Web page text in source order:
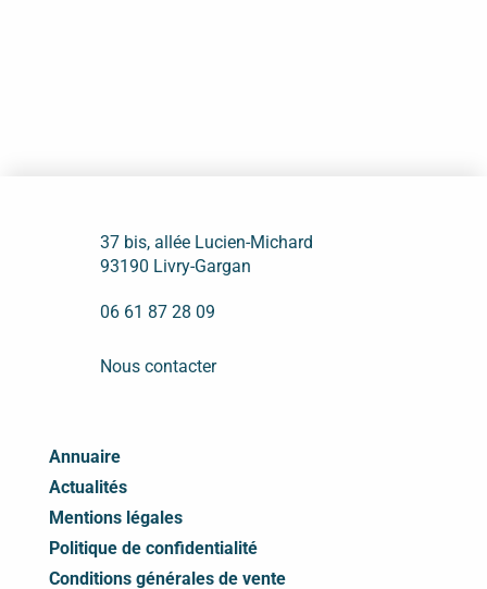
37 bis, allée Lucien-Michard
93190 Livry-Gargan
06 61 87 28 09
Nous contacter
Annuaire
Actualités
Mentions légales
Politique de confidentialité
Conditions générales de vente